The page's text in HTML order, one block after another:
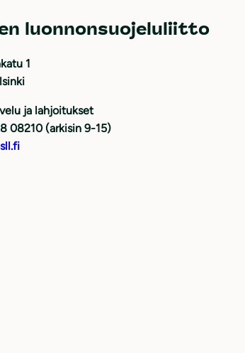
luonnonsuojeluliitto
1
ja lahjoitukset
08210 (arkisin 9-15)